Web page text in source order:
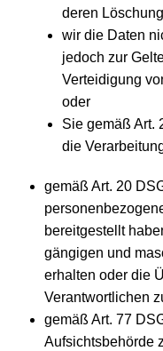
deren
wir die Daten
jedoch zur
Verteidigung
oder
Sie gemäß Art.
die
gemäß Art. 20
bereitgestellt
gängigen und
erhalten oder die
Verantwortlichen
gemäß Art. 77
Aufsichtsbehörde